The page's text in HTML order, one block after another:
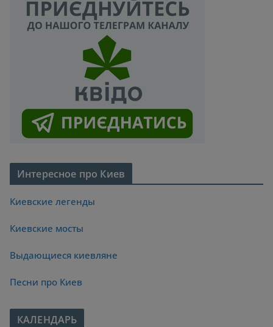
Интересное про Киев
Киевские легенды
Киевские мосты
Выдающиеся киевляне
Песни про Киев
КАЛЕНДАРЬ